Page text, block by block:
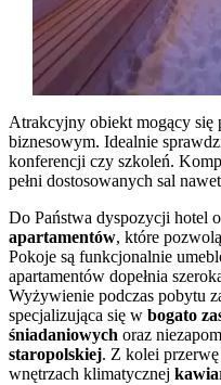
Atrakcyjny obiekt mogący się
biznesowym. Idealnie
konferencji czy szkoleń.
pełni dostosowanych sal
Do Państwa dyspozycji hotel
apartamentów, które
Pokoje są funkcjonalnie
apartamentów dopełnia
Wyżywienie podczas pobytu
specjalizująca się w bogato
śniadaniowych oraz
staropolskiej. Z kolei
wnętrzach klimatycznej